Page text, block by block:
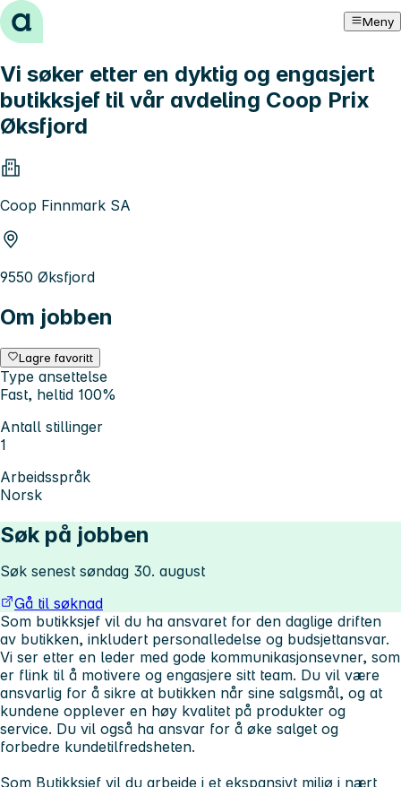
Hopp til innhold Meny
Vi søker etter en dyktig og engasjert
butikksjef til vår avdeling Coop Prix
Øksfjord
Coop Finnmark SA
9550 Øksfjord
Om jobben
Lagre favoritt
Type ansettelse
Fast, heltid 100%
Antall stillinger
1
Arbeidsspråk
Norsk
Søk på jobben
Søk senest søndag 30. august
Gå til søknad
Som butikksjef vil du ha ansvaret for den daglige driften
av butikken, inkludert personalledelse og budsjettansvar.
Vi ser etter en leder med gode kommunikasjonsevner, som
er flink til å motivere og engasjere sitt team. Du vil være
ansvarlig for å sikre at butikken når sine salgsmål, og at
kundene opplever en høy kvalitet på produkter og
service. Du vil også ha ansvar for å øke salget og
forbedre kundetilfredsheten.
Som Butikksjef vil du arbeide i et ekspansivt miljø i nært